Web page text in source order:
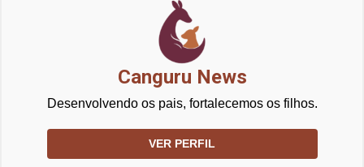
Canguru News
Desenvolvendo os pais, fortalecemos os filhos.
VER PERFIL